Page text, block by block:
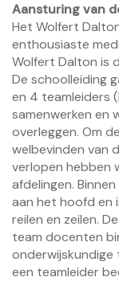
Aansturing van
Het Wolfert
enthousiaste
Wolfert Dalton is
De schoolleiding
en 4 teamleiders
samenwerken en
overleggen. Om
welbevinden van
verlopen hebben
afdelingen.
aan het hoofd en
reilen en zeilen.
team docenten
onderwijskundige
een teamleider